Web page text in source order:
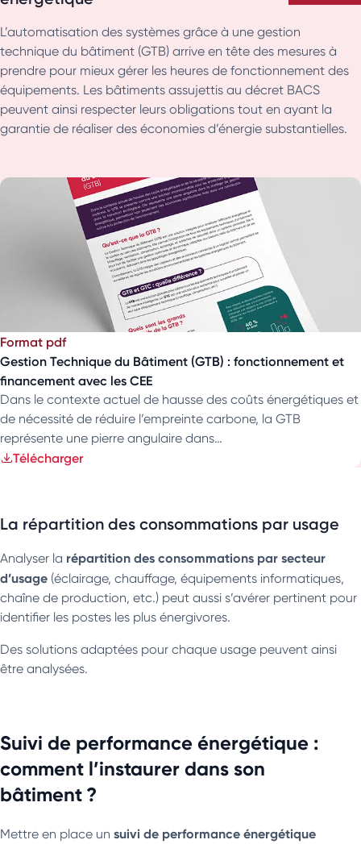
L’automatisation des systèmes grâce à une gestion
technique du bâtiment (GTB) arrive en tête des mesures à
prendre pour mieux gérer les heures de fonctionnement des
équipements. Les bâtiments assujettis au décret BACS
peuvent ainsi respecter leurs obligations tout en ayant la
garantie de réaliser des économies d’énergie substantielles.
Format pdf
Gestion Technique du Bâtiment (GTB) : fonctionnement et
financement avec les CEE
Dans le contexte actuel de hausse des coûts énergétiques et
de nécessité de réduire l’empreinte carbone, la GTB
représente une pierre angulaire dans…
Télécharger
La répartition des consommations par usage
Analyser la répartition des consommations par secteur
d’usage (éclairage, chauffage, équipements informatiques,
chaîne de production, etc.) peut aussi s’avérer pertinent pour
identifier les postes les plus énergivores.
Des solutions adaptées pour chaque usage peuvent ainsi
être analysées.
Suivi de performance énergétique :
comment l’instaurer dans son
bâtiment ?
Mettre en place un suivi de performance énergétique